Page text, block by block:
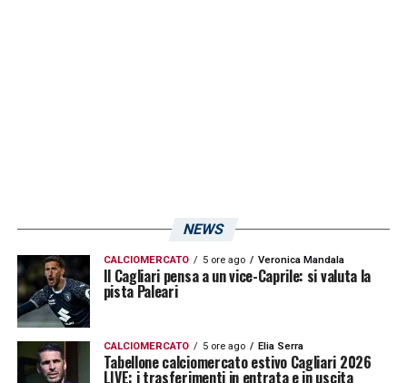
NEWS
CALCIOMERCATO 5 ore ago Veronica Mandala
Il Cagliari pensa a un vice-Caprile: si valuta la
pista Paleari
CALCIOMERCATO 5 ore ago Elia Serra
Tabellone calciomercato estivo Cagliari 2026
LIVE: i trasferimenti in entrata e in uscita